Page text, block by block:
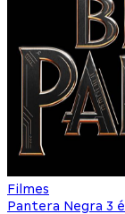
Filmes
Pantera Negra 3